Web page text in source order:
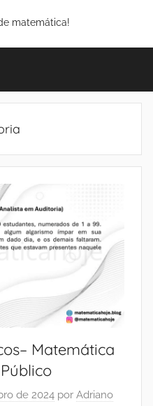
matemática!
Matemática
de 2024 por Adriano